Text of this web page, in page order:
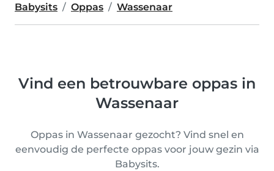
Babysits Oppas Wassenaar
Vind een betrouwbare oppas in
Wassenaar
Oppas in Wassenaar gezocht? Vind snel en
eenvoudig de perfecte oppas voor jouw gezin via
Babysits.